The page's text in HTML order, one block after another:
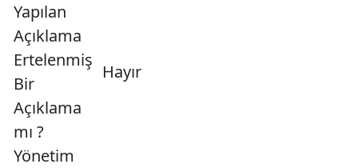
Yapılan
Açıklama
Ertelenmiş
Bir
Açıklama
mı ?
Hayır
Yönetim